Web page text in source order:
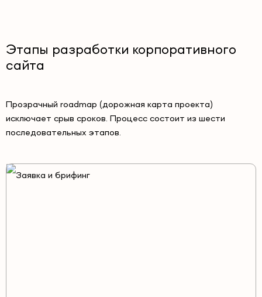
Этапы разработки корпоративного
сайта
Прозрачный roadmap (дорожная карта проекта)
исключает срыв сроков. Процесс состоит из шести
последовательных этапов.